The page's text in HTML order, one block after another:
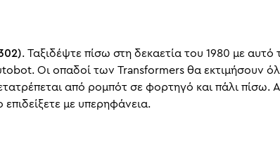
. Ταξιδέψτε πίσω στη δεκαετία του 1980 με
Οι οπαδοί των Transformers θα εκτιμήσουν
από ρομπότ σε φορτηγό και πάλι πίσω.
με υπερηφάνεια.